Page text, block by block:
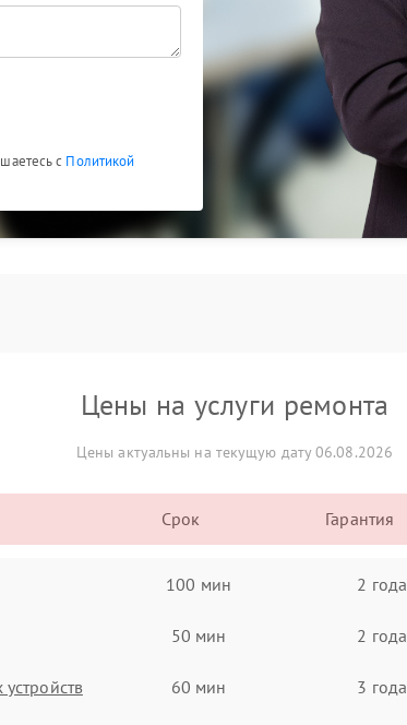
с Политикой
Цены на услуги ремонта
Цены актуальны на текущую дату 06.08.2026
Срок Гарантия
100 мин 2 года
50 мин 2 года
60 мин 3 года